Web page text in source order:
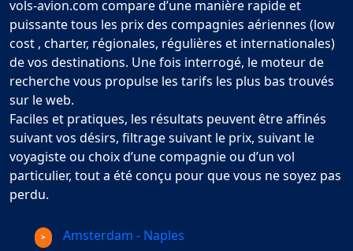
vols-avion.com compare d’une manière rapide et
puissante tous les prix des compagnies aériennes (low
cost , charter, régionales, régulières et internationales)
de vos destinations. Une fois interrogé, le moteur de
recherche vous propulse les tarifs les plus bas trouvés
sur le web.
Faciles et pratiques, les résultats peuvent être affinés
suivant vos désirs, filtrage suivant le prix, suivant le
voyagiste ou choix d’une compagnie ou d’un vol
particulier, tout a été conçu pour que vous ne soyez pas
perdu.
Amsterdam - Naples